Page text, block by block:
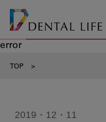
error
TOP >
2019・12・11